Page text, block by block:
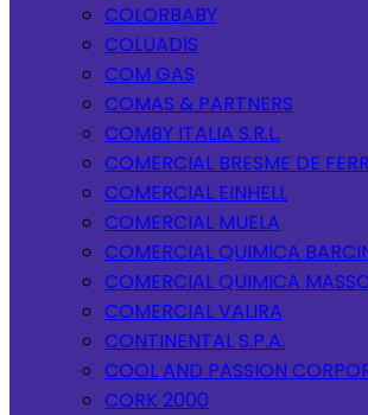
COLORBABY
COLUADIS
COM GAS
COMAS & PARTNERS
COMBY ITALIA S.R.L.
COMERCIAL BRESME DE
COMERCIAL EINHELL
COMERCIAL MUELA
COMERCIAL QUIMICA
COMERCIAL QUIMICA
COMERCIAL VALIRA
CONTINENTAL S.P.A.
COOL AND PASSION
CORK 2000